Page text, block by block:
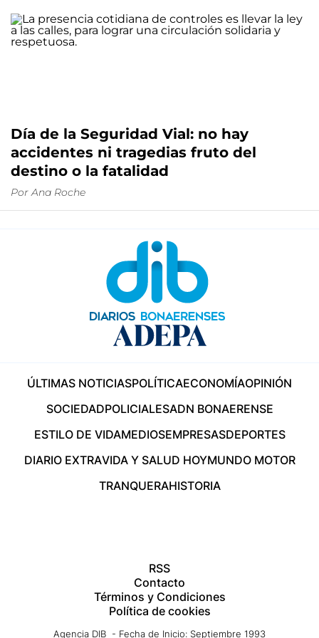
Día de la Seguridad Vial: no hay
accidentes ni tragedias fruto del
destino o la fatalidad
Por Ana Roche
ÚLTIMAS NOTICIASPOLÍTICAECONOMÍAOPINIÓN
SOCIEDADPOLICIALESADN BONAERENSE
ESTILO DE VIDAMEDIOSEMPRESASDEPORTES
DIARIO EXTRAVIDA Y SALUD HOYMUNDO MOTOR
TRANQUERAHISTORIA
RSS
Contacto
Términos y Condiciones
Política de cookies
Agencia DIB - Fecha de Inicio: Septiembre 1993